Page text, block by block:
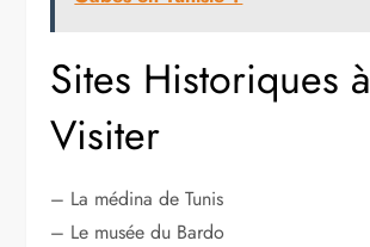
Sites Historiques à
Visiter
– La médina de Tunis
– Le musée du Bardo